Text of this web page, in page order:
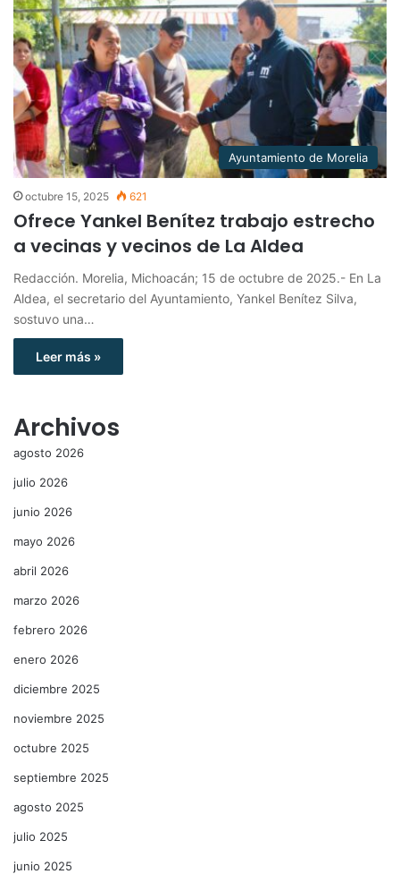
Ayuntamiento de Morelia
octubre 15, 2025 621
Ofrece Yankel Benítez trabajo estrecho
a vecinas y vecinos de La Aldea
Redacción. Morelia, Michoacán; 15 de octubre de 2025.- En La
Aldea, el secretario del Ayuntamiento, Yankel Benítez Silva,
sostuvo una…
Leer más »
Archivos
agosto 2026
julio 2026
junio 2026
mayo 2026
abril 2026
marzo 2026
febrero 2026
enero 2026
diciembre 2025
noviembre 2025
octubre 2025
septiembre 2025
agosto 2025
julio 2025
junio 2025